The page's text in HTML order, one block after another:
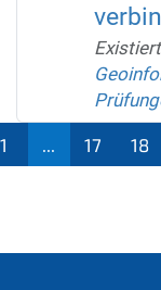
1 17 18